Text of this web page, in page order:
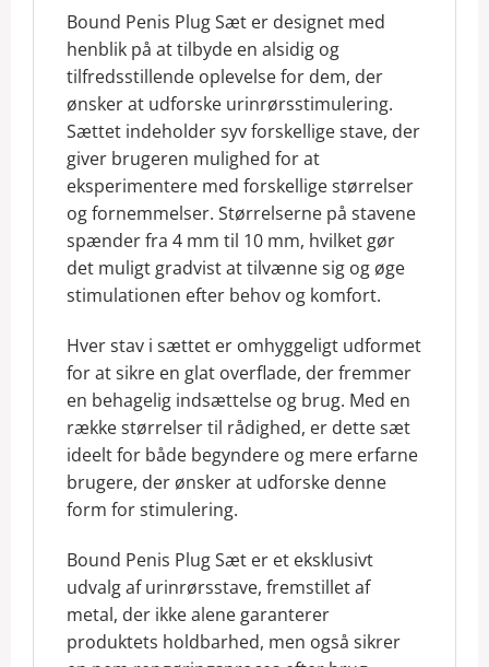
Bound Penis Plug Sæt er designet med
henblik på at tilbyde en alsidig og
tilfredsstillende oplevelse for dem, der
ønsker at udforske urinrørsstimulering.
Sættet indeholder syv forskellige stave, der
giver brugeren mulighed for at
eksperimentere med forskellige størrelser
og fornemmelser. Størrelserne på stavene
spænder fra 4 mm til 10 mm, hvilket gør
det muligt gradvist at tilvænne sig og øge
stimulationen efter behov og komfort.
Hver stav i sættet er omhyggeligt udformet
for at sikre en glat overflade, der fremmer
en behagelig indsættelse og brug. Med en
række størrelser til rådighed, er dette sæt
ideelt for både begyndere og mere erfarne
brugere, der ønsker at udforske denne
form for stimulering.
Bound Penis Plug Sæt er et eksklusivt
udvalg af urinrørsstave, fremstillet af
metal, der ikke alene garanterer
produktets holdbarhed, men også sikrer